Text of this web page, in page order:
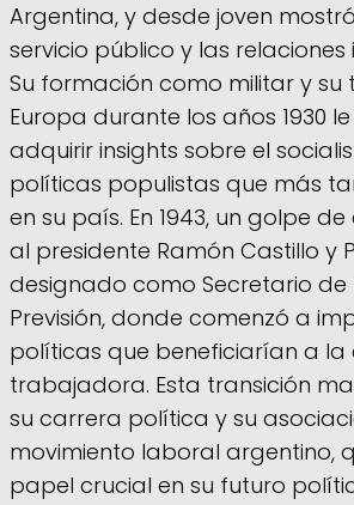
Argentina, y desde joven
servicio público y las relaciones
Su formación como militar y su
Europa durante los años 1930
adquirir insights sobre el
políticas populistas que más
en su país. En 1943, un golpe
al presidente Ramón Castillo y
designado como Secretario de
Previsión, donde comenzó a
políticas que beneficiarían a la
trabajadora. Esta transición
su carrera política y su
movimiento laboral argentino,
papel crucial en su futuro